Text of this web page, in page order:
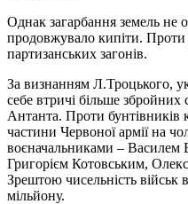
Однак загарбання земель не
продовжувало кипіти. Проти
партизанських загонів.
За визнанням Л.Троцького,
себе втричі більше збройних
Антанта. Проти бунтівників
частини Червоної армії на
воєначальниками –
Григорієм Котовським,
Зрештою чисельність військ
мільйону.